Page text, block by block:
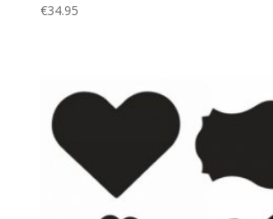
€34.95